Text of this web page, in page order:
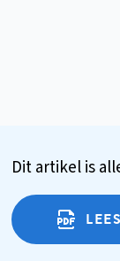
Dit artikel is